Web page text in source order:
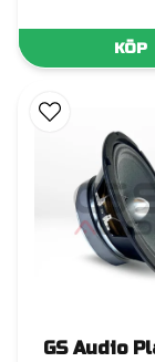
KÖP
GS Audio